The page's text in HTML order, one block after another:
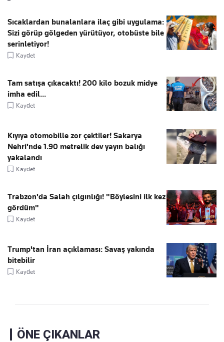
Sıcaklardan bunalanlara ilaç gibi uygulama:
Sizi görüp gölgeden yürütüyor, otobüste bile
serinletiyor!
Kaydet
Tam satışa çıkacaktı! 200 kilo bozuk midye
imha edil...
Kaydet
Kıyıya otomobille zor çektiler! Sakarya
Nehri'nde 1.90 metrelik dev yayın balığı
yakalandı
Kaydet
Trabzon'da Salah çılgınlığı! "Böylesini ilk kez
gördüm"
Kaydet
Trump'tan İran açıklaması: Savaş yakında
bitebilir
Kaydet
ÖNE ÇIKANLAR